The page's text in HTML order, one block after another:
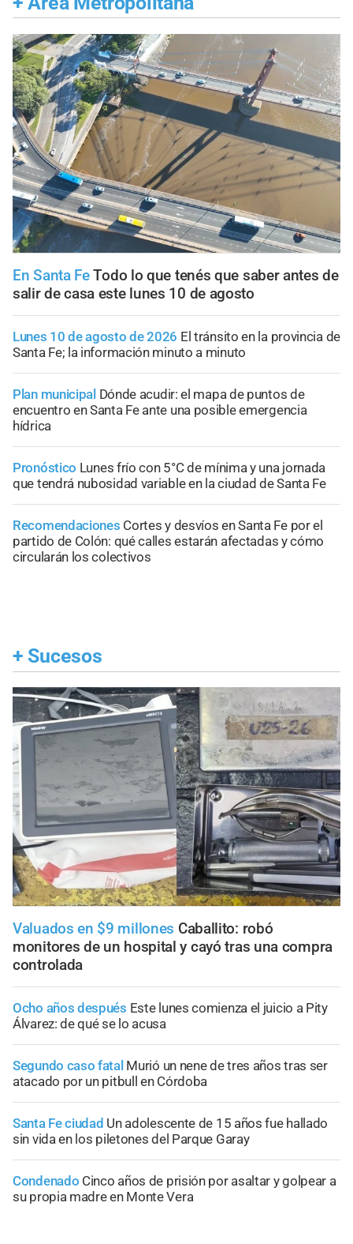
En Santa FeTodo lo que tenés que saber antes de
salir de casa este lunes 10 de agosto
Lunes 10 de agosto de 2026 El tránsito en la provincia de
Santa Fe; la información minuto a minuto
Plan municipal Dónde acudir: el mapa de puntos de
encuentro en Santa Fe ante una posible emergencia
hídrica
Pronóstico Lunes frío con 5°C de mínima y una jornada
que tendrá nubosidad variable en la ciudad de Santa Fe
Recomendaciones Cortes y desvíos en Santa Fe por el
partido de Colón: qué calles estarán afectadas y cómo
circularán los colectivos
+ Sucesos
Valuados en $9 millones Caballito: robó
monitores de un hospital y cayó tras una compra
controlada
Ocho años después Este lunes comienza el juicio a Pity
Álvarez: de qué se lo acusa
Segundo caso fatal Murió un nene de tres años tras ser
atacado por un pitbull en Córdoba
Santa Fe ciudad Un adolescente de 15 años fue hallado
sin vida en los piletones del Parque Garay
Condenado Cinco años de prisión por asaltar y golpear a
su propia madre en Monte Vera